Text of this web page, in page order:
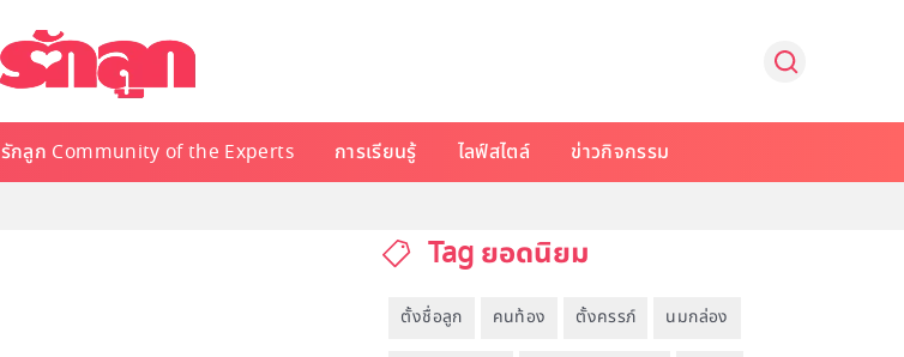
รักลูก Community of the Experts การเรียนรู้ ไลฟ์สไตล์ ข่าวกิจกรรม
Tag ยอดนิยม
ตั้งชื่อลูก คนท้อง ตั้งครรภ์ นมกล่อง